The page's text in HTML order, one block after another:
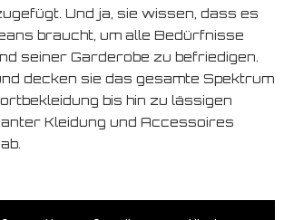
Und ja, sie wissen, dass es
braucht, um alle Bedürfnisse
seiner Garderobe zu befriedigen.
decken sie das gesamte Spektrum
bis hin zu lässigen
Kleidung und Accessoires